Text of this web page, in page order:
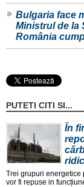
Bulgaria face
Ministrul de la
România
PUTETI CITI SI...
În
Trei grupuri energetice
vor fi repuse in